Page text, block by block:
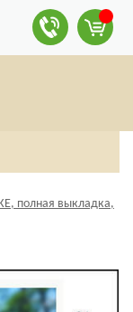
полная выкладка,